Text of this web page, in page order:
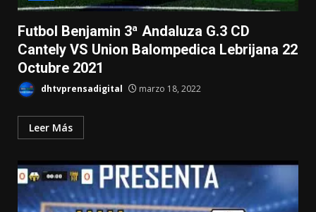
Futbol Benjamin 3ª Andaluza G.3 CD
Cantely VS Union Balompedica Lebrijana 22
Octubre 2021
dhtvprensadigital marzo 18, 2022
Leer Más